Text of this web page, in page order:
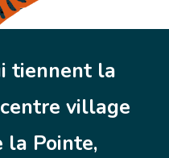
tiennent la
village
la Pointe,